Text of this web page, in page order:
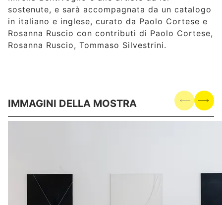
sostenute, e sarà accompagnata da un catalogo
in italiano e inglese, curato da Paolo Cortese e
Rosanna Ruscio con contributi di Paolo Cortese,
Rosanna Ruscio, Tommaso Silvestrini.
IMMAGINI DELLA MOSTRA